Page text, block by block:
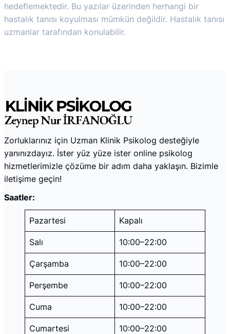
hedeflemektedir. Bu yazılar üzerinden herhangi bir
hastalık tanısı koyulması mümkün değildir. Hastalık tanısı
uzmanlar tarafından konulabilir.
Zorluklarınız için Uzman Klinik Psikolog desteğiyle
yanınızdayız. İster yüz yüze ister online psikolog
hizmetlerimizle çözüme bir adım daha yaklaşın. Bizimle
iletişime geçin!
Saatler:
Pazartesi Kapalı
Salı 10:00–22:00
Çarşamba 10:00–22:00
Perşembe 10:00–22:00
Cuma 10:00–22:00
Cumartesi 10:00–22:00